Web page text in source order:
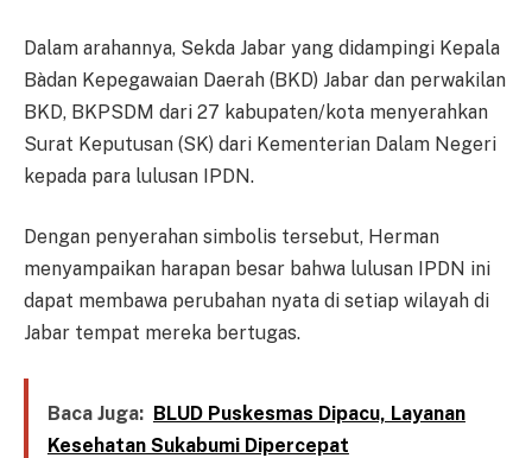
Dalam arahannya, Sekda Jabar yang didampingi Kepala
Bàdan Kepegawaian Daerah (BKD) Jabar dan perwakilan
BKD, BKPSDM dari 27 kabupaten/kota menyerahkan
Surat Keputusan (SK) dari Kementerian Dalam Negeri
kepada para lulusan IPDN.
Dengan penyerahan simbolis tersebut, Herman
menyampaikan harapan besar bahwa lulusan IPDN ini
dapat membawa perubahan nyata di setiap wilayah di
Jabar tempat mereka bertugas.
Baca Juga: BLUD Puskesmas Dipacu, Layanan
Kesehatan Sukabumi Dipercepat